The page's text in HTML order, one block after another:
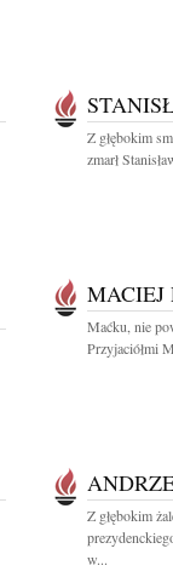
Z głębokim
zmarł
Maćku, nie
Przyjaciółmi
Z głębokim
w...